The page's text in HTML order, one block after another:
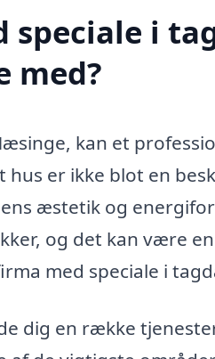
speciale i
med?
kan et
er ikke blot en
æstetik og
og det kan være
med speciale i
dig en række